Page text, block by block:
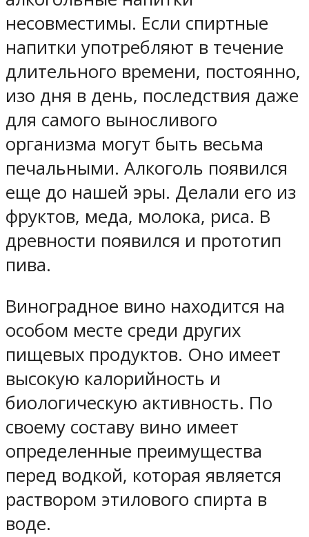
несовместимы. Если спиртные
напитки употребляют в течение
длительного времени, постоянно,
изо дня в день, последствия даже
для самого выносливого
организма могут быть весьма
печальными. Алкоголь появился
еще до нашей эры. Делали его из
фруктов, меда, молока, риса. В
древности появился и прототип
пива.
Виноградное вино находится на
особом месте среди других
пищевых продуктов. Оно имеет
высокую калорийность и
биологическую активность. По
своему составу вино имеет
определенные преимущества
перед водкой, которая является
раствором этилового спирта в
воде.